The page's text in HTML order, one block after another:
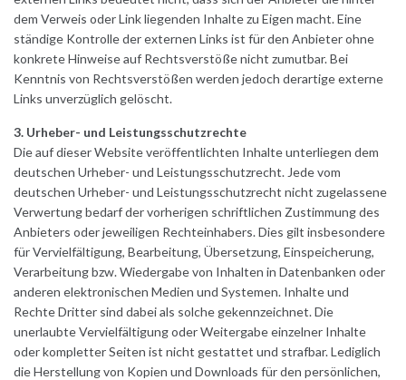
dem Verweis oder Link liegenden Inhalte zu Eigen macht. Eine
ständige Kontrolle der externen Links ist für den Anbieter ohne
konkrete Hinweise auf Rechtsverstöße nicht zumutbar. Bei
Kenntnis von Rechtsverstößen werden jedoch derartige externe
Links unverzüglich gelöscht.
3. Urheber- und Leistungsschutzrechte
Die auf dieser Website veröffentlichten Inhalte unterliegen dem
deutschen Urheber- und Leistungsschutzrecht. Jede vom
deutschen Urheber- und Leistungsschutzrecht nicht zugelassene
Verwertung bedarf der vorherigen schriftlichen Zustimmung des
Anbieters oder jeweiligen Rechteinhabers. Dies gilt insbesondere
für Vervielfältigung, Bearbeitung, Übersetzung, Einspeicherung,
Verarbeitung bzw. Wiedergabe von Inhalten in Datenbanken oder
anderen elektronischen Medien und Systemen. Inhalte und
Rechte Dritter sind dabei als solche gekennzeichnet. Die
unerlaubte Vervielfältigung oder Weitergabe einzelner Inhalte
oder kompletter Seiten ist nicht gestattet und strafbar. Lediglich
die Herstellung von Kopien und Downloads für den persönlichen,